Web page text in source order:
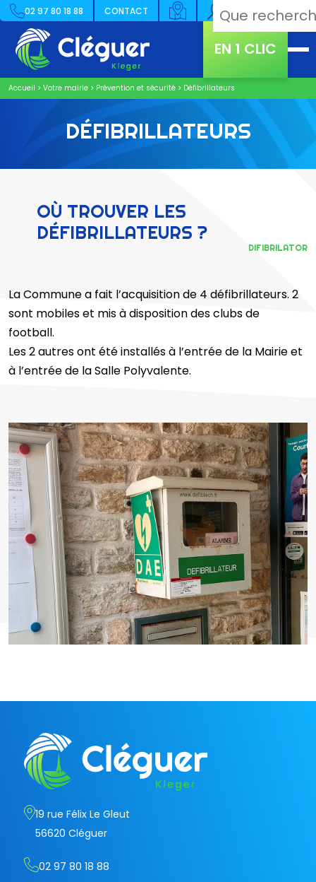
02 97 80 18 88 CONTACT
EN 1 CLIC
Accueil > Votre mairie > Prévention et sécurité > Défibrillateurs
DÉFIBRILLATEURS
OÙ TROUVER LES
DÉFIBRILLATEURS ?
DIFIBRILATOR
La Commune a fait l’acquisition de 4 défibrillateurs. 2
sont mobiles et mis à disposition des clubs de
football.
Les 2 autres ont été installés à l’entrée de la Mairie et
à l’entrée de la Salle Polyvalente.
19 rue Félix Le Gleut
56620 Cléguer
02 97 80 18 88